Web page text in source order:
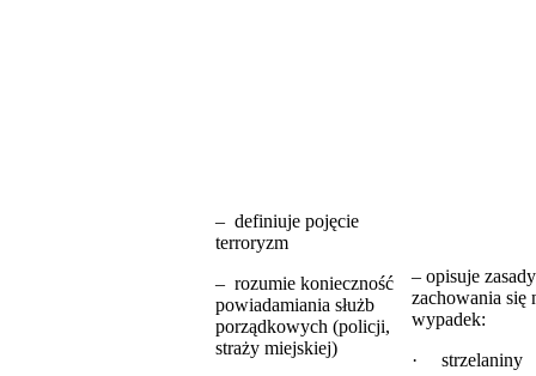
– definiuje pojęcie
terroryzm
– rozumie konieczność
powiadamiania służb
porządkowych (policji,
straży miejskiej)
– opisuje zasady
zachowania się
wypadek:
· strzelaniny